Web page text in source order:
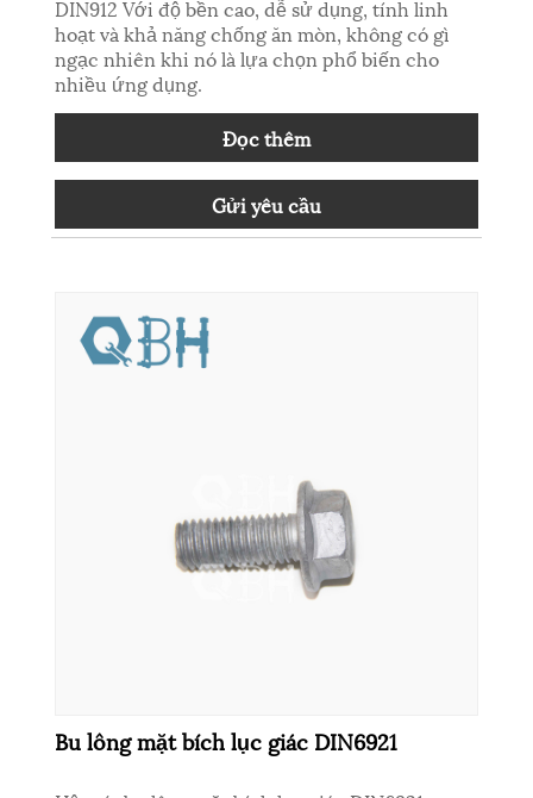
DIN912 Với độ bền cao, dễ sử dụng, tính linh
hoạt và khả năng chống ăn mòn, không có gì
ngạc nhiên khi nó là lựa chọn phổ biến cho
nhiều ứng dụng.
Đọc thêm
Gửi yêu cầu
Bu lông mặt bích lục giác DIN6921